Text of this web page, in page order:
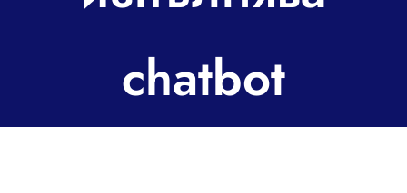
chatbot